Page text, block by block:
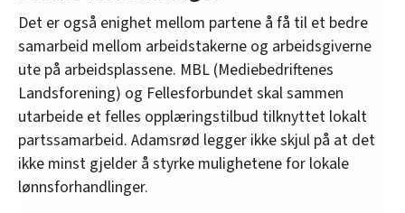
Det er også enighet mellom partene å få til et bedre
samarbeid mellom arbeidstakerne og arbeidsgiverne
ute på arbeidsplassene. MBL (Mediebedriftenes
Landsforening) og Fellesforbundet skal sammen
utarbeide et felles opplæringstilbud tilknyttet lokalt
partssamarbeid. Adamsrød legger ikke skjul på at det
ikke minst gjelder å styrke mulighetene for lokale
lønnsforhandlinger.